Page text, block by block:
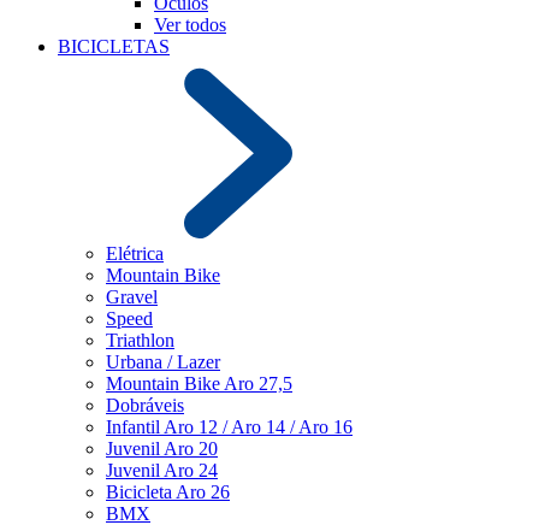
Ver todos
BICICLETAS
Elétrica
Mountain Bike
Gravel
Speed
Triathlon
Urbana / Lazer
Mountain Bike Aro 27,5
Dobráveis
Infantil Aro 12 / Aro 14 / Aro 16
Juvenil Aro 20
Juvenil Aro 24
Bicicleta Aro 26
BMX